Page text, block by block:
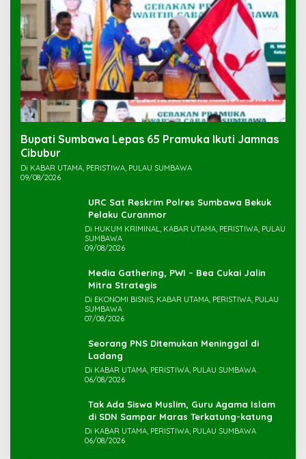
Bupati Sumbawa Lepas 65 Pramuka Ikuti Jamnas
Cibubur ‎
Di KABAR UTAMA, PERISTIWA, PULAU SUMBAWA
09/08/2026
URC Sat Reskrim Polres Sumbawa Bekuk
Di HUKUM KRIMINAL, KABAR UTAMA, PERISTIWA, PULAU
SUMBAWA
09/08/2026
Media Gathering, PWI – Bea Cukai Jalin
Mitra Strategis
Di EKONOMI BISNIS, KABAR UTAMA, PERISTIWA, PULAU
SUMBAWA
07/08/2026
Seorang PNS Ditemukan Meninggal di
Ladang
Di KABAR UTAMA, PERISTIWA, PULAU SUMBAWA
06/08/2026
Tak Ada Siswa Muslim, Guru Agama Islam
di SDN Sampar Maras Terkatung-katung ‎
Di KABAR UTAMA, PERISTIWA, PULAU SUMBAWA
06/08/2026